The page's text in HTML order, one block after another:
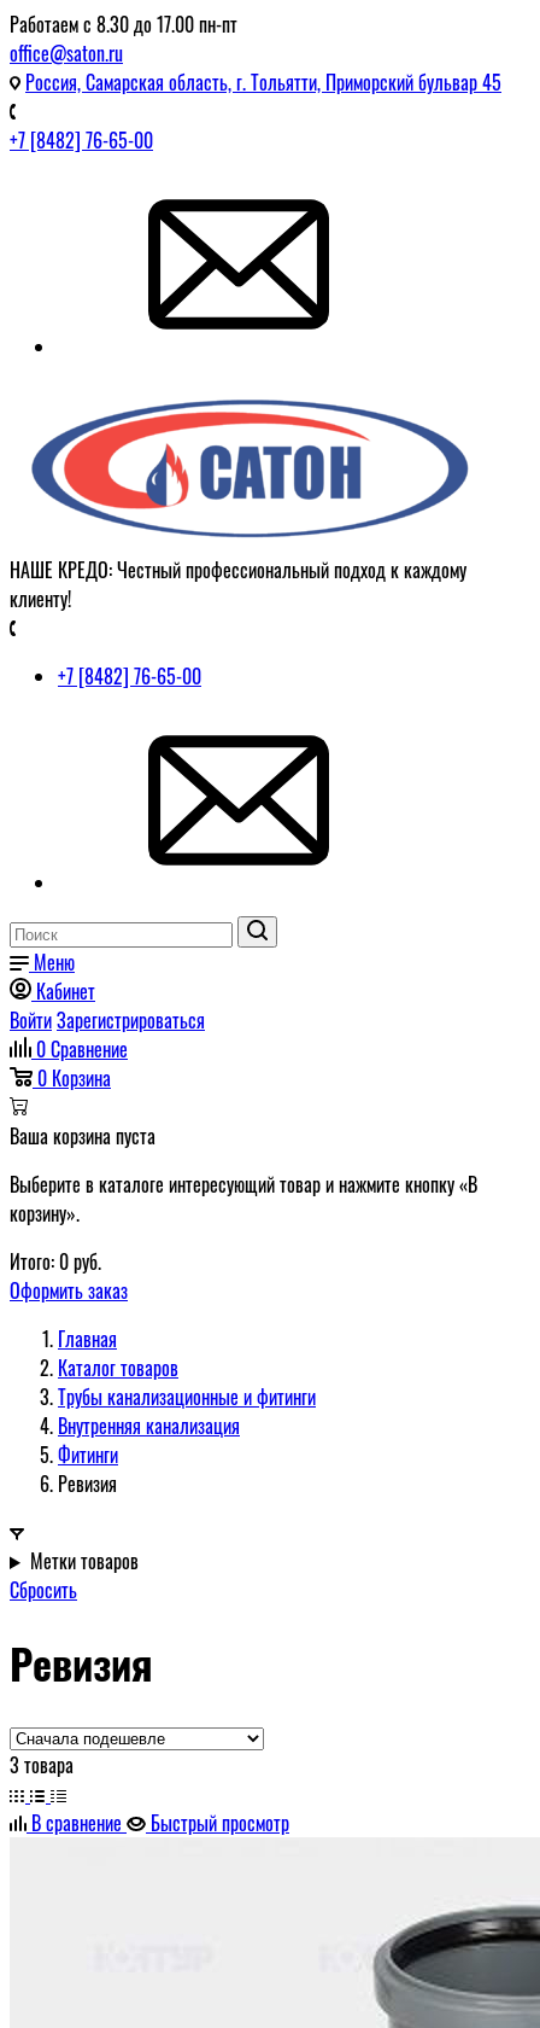
Работаем с 8.30 до 17.00 пн-пт
office@saton.ru
Россия, Самарская область, г. Тольятти, Приморский бульвар 45
+7 [8482] 76-65-00
НАШЕ КРЕДО: Честный профессиональный подход к каждому
клиенту!
+7 [8482] 76-65-00
Меню
Кабинет
ВойтиЗарегистрироваться
0Сравнение
0 Корзина
Ваша корзина пуста
Выберите в каталоге интересующий товар и нажмите кнопку «В
корзину».
Итого: 0руб.
Оформить заказ
Главная
Каталог товаров
Трубы канализационные и фитинги
Внутренняя канализация
Фитинги
Ревизия
Метки товаров
Сбросить
Ревизия
3 товара
В сравнение
Быстрый просмотр